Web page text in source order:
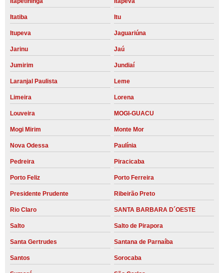
Itatiba Itu
Itupeva Jaguariúna
Jarinu Jaú
Jumirim Jundiaí
Laranjal Paulista Leme
Limeira Lorena
Louveira MOGI-GUACU
Mogi Mirim Monte Mor
Nova Odessa Paulínia
Pedreira Piracicaba
Porto Feliz Porto Ferreira
Presidente Prudente Ribeirão Preto
Rio Claro SANTA BARBARA D´OESTE
Salto Salto de Pirapora
Santa Gertrudes Santana de Parnaíba
Santos Sorocaba